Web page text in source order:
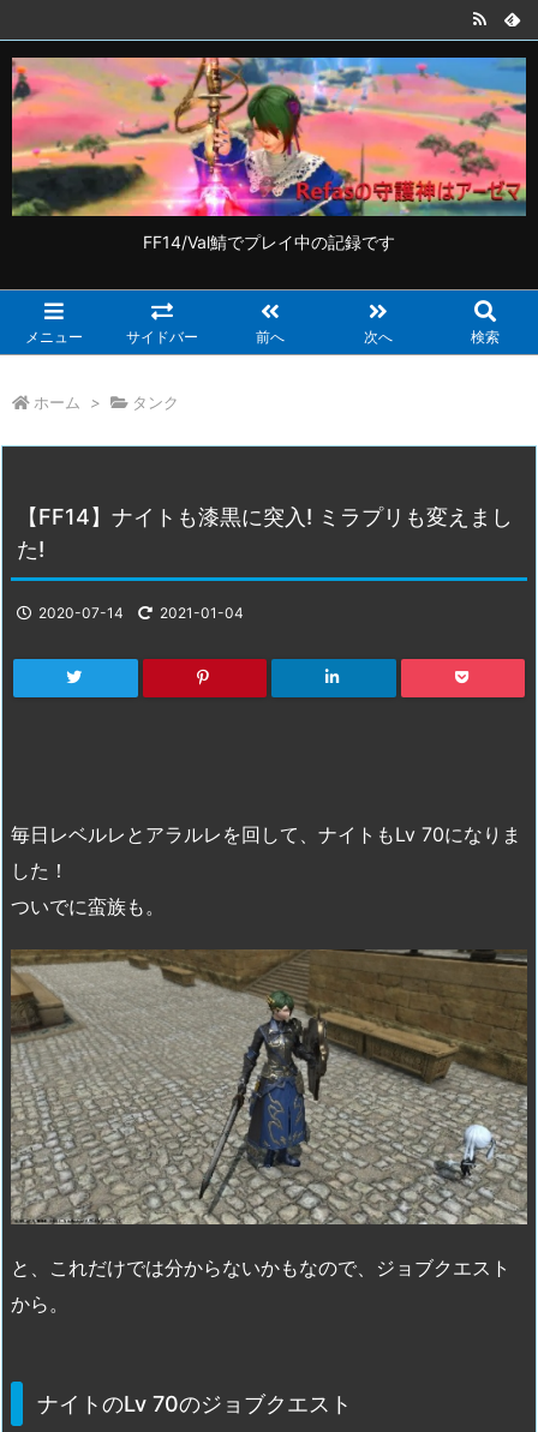
FF14/Val鯖でプレイ中の記録です
メニュー サイドバー 前へ 次へ 検索
ホーム > タンク
【FF14】ナイトも漆黒に突入! ミラプリも変えまし
た!
2020-07-14 2021-01-04
毎日レベルレとアラルレを回して、ナイトもLv 70になりま
した！
ついでに蛮族も。
と、これだけでは分からないかもなので、ジョブクエスト
から。
ナイトのLv 70のジョブクエスト